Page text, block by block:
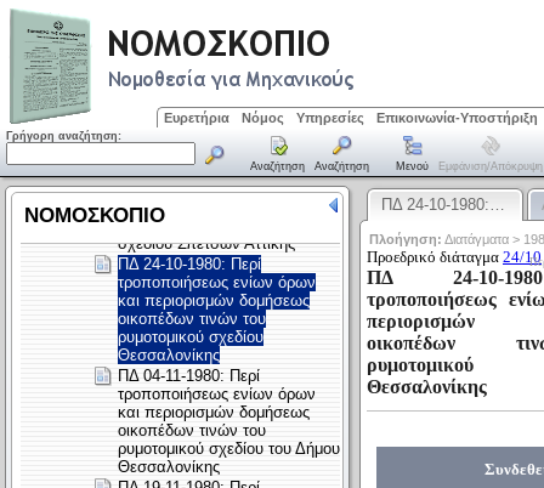
Ευρετήρια Νόμος Υπηρεσίες Επικοινωνία-Υποστήριξη
Γρήγορη αναζήτηση:
Αναζήτηση Αναζήτηση Μενού Εμφάνιση/απόκρυψη
ΠΔ 24-10-1980:…